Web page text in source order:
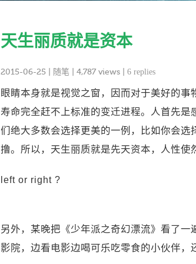
天生丽质就是资本
2015-06-25 随笔 | 4,787 views | 6 replies
眼睛本身就是视觉之窗，因而对于美好的
寿命完全赶不上标准的变迁进程。人首先
们绝大多数会选择更美的一例，比如你会
撸。所以，天生丽质就是先天资本，人性使
left or right ?
另外，某晚把《少年派之奇幻漂流》看了
影院，边看电影边喝可乐吃零食的小伙伴，